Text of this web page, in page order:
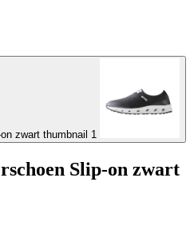
Jobe Discover waterschoen Slip-on zwart thumbnail 1
Slip-on zwart